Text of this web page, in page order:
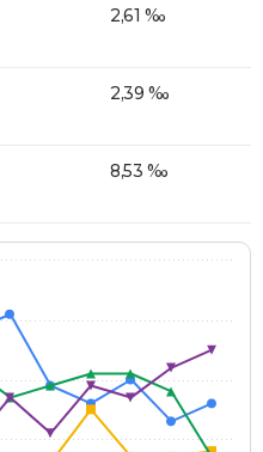
2,61 ‰
2,39 ‰
8,53 ‰